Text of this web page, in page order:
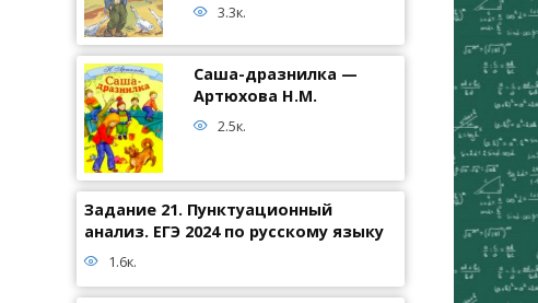
3.3к.
Саша-дразнилка —
Артюхова Н.М.
2.5к.
Задание 21. Пунктуационный
анализ. ЕГЭ 2024 по русскому языку
1.6к.